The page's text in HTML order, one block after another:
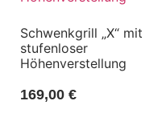
Schwenkgrill „X“ mit
stufenloser
Höhenverstellung
169,00 €